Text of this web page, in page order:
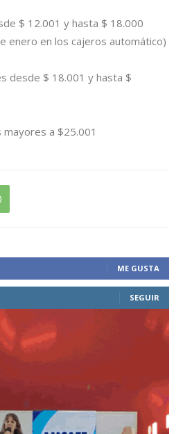
$ 12.001 y hasta $ 18.000
enero en los cajeros automático)
desde $ 18.001 y hasta $
a $25.001
ME GUSTA
SEGUIR